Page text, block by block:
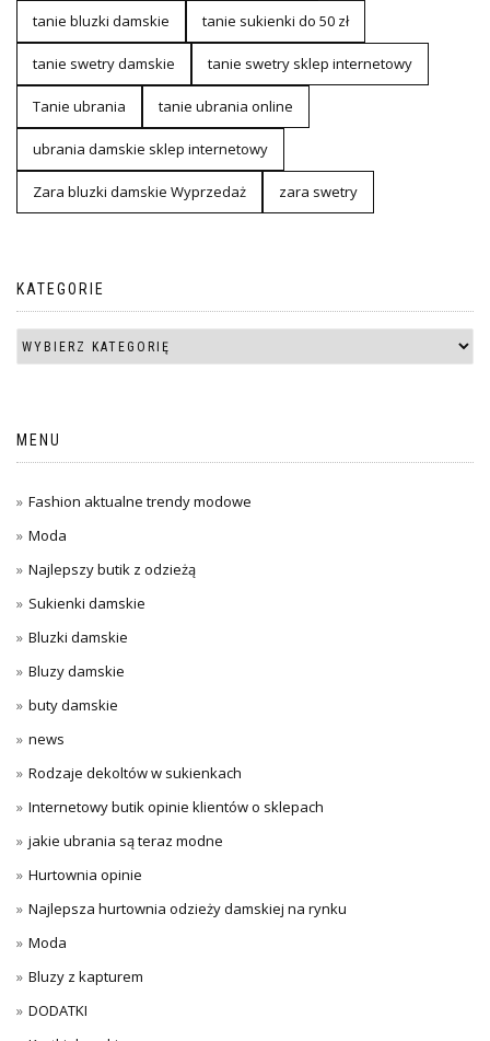
tanie bluzki damskie tanie sukienki do 50 zł
tanie swetry damskie tanie swetry sklep internetowy
Tanie ubrania tanie ubrania online
ubrania damskie sklep internetowy
Zara bluzki damskie Wyprzedaż zara swetry
KATEGORIE
MENU
Fashion aktualne trendy modowe
Moda
Najlepszy butik z odzieżą
Sukienki damskie
Bluzki damskie
Bluzy damskie
buty damskie
news
Rodzaje dekoltów w sukienkach
Internetowy butik opinie klientów o sklepach
jakie ubrania są teraz modne
Hurtownia opinie
Najlepsza hurtownia odzieży damskiej na rynku
Moda
Bluzy z kapturem
DODATKI